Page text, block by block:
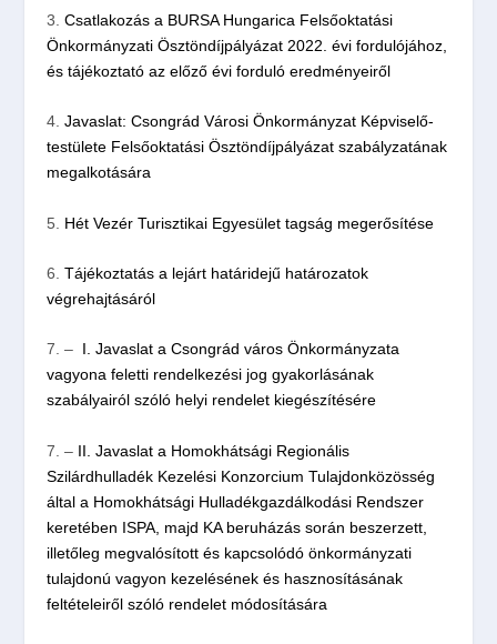
3. Csatlakozás a BURSA Hungarica Felsőoktatási
Önkormányzati Ösztöndíjpályázat 2022. évi fordulójához,
és tájékoztató az előző évi forduló eredményeiről
4. Javaslat: Csongrád Városi Önkormányzat Képviselő-
testülete Felsőoktatási Ösztöndíjpályázat szabályzatának
megalkotására
5. Hét Vezér Turisztikai Egyesület tagság megerősítése
6. Tájékoztatás a lejárt határidejű határozatok
végrehajtásáról
7. – I. Javaslat a Csongrád város Önkormányzata
vagyona feletti rendelkezési jog gyakorlásának
szabályairól szóló helyi rendelet kiegészítésére
7. – II. Javaslat a Homokhátsági Regionális
Szilárdhulladék Kezelési Konzorcium Tulajdonközösség
által a Homokhátsági Hulladékgazdálkodási Rendszer
keretében ISPA, majd KA beruházás során beszerzett,
illetőleg megvalósított és kapcsolódó önkormányzati
tulajdonú vagyon kezelésének és hasznosításának
feltételeiről szóló rendelet módosítására